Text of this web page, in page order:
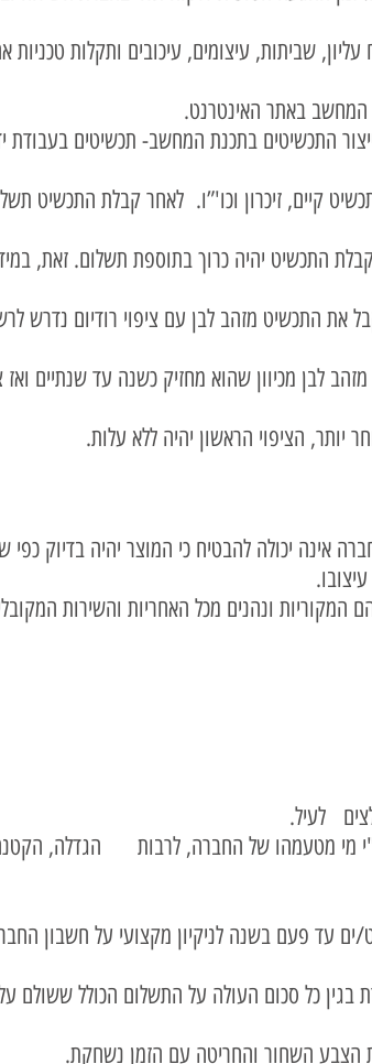
שביתות, עיצומים, עיכובים ותקלות טכניות
התכשיטים בתכנת המחשב- תכשיטים בעבודת
בתמונה או במקום
קיים, זיכרון וכו'”ו. לאחר קבלת התכשיט
התכשיט יהיה כרוך בתוספת תשלום. זאת,
את התכשיט מזהב לבן עם ציפוי רודיום נדרש
לבן מכיוון שהוא מחזיק כשנה עד שנתיים ואז
אינה יכולה להבטיח כי המוצר יהיה בדיוק כפי
ונהנים מכל האחריות והשירות
מי מטעמהו של החברה, לרבות הגדלה,
עד פעם בשנה לניקיון מקצועי על חשבון
בגין כל סכום העולה על התשלום הכולל ששולם על